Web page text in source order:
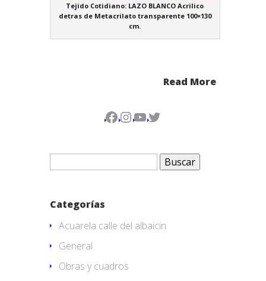
Tejido Cotidiano: LAZO BLANCO Acrilico
detras de Metacrilato transparente 100×130
cm.
Read More
Facebook
Instagram
YouTube
Twitter
Buscar:
Categorías
Acuarela calle del albaicin
General
Obras y cuadros